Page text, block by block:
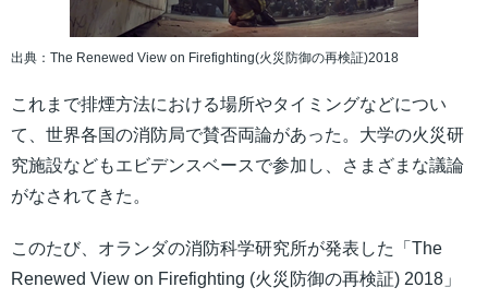
出典：The Renewed View on Firefighting(火災防御の再検証)2018
これまで排煙方法における場所やタイミングなどについ
て、世界各国の消防局で賛否両論があった。大学の火災研
究施設などもエビデンスベースで参加し、さまざまな議論
がなされてきた。
このたび、オランダの消防科学研究所が発表した「The
Renewed View on Firefighting (火災防御の再検証) 2018」